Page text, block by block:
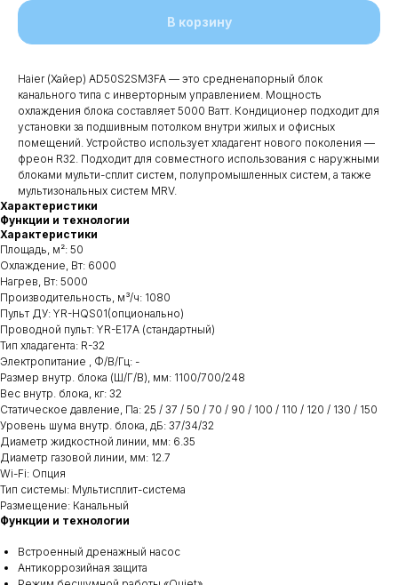
В корзину
Haier (Хайер) AD50S2SM3FA — это средненапорный блок
канального типа с инверторным управлением. Мощность
охлаждения блока составляет 5000 Ватт. Кондиционер подходит для
установки за подшивным потолком внутри жилых и офисных
помещений. Устройство использует хладагент нового поколения —
фреон R32. Подходит для совместного использования с наружными
блоками мульти-сплит систем, полупромышленных систем, а также
мультизональных систем MRV.
Характеристики
Функции и технологии
Характеристики
Площадь, м²: 50
Охлаждение, Вт: 6000
Нагрев, Вт: 5000
Производительность, м³/ч: 1080
Пульт ДУ: YR-HQS01(опционально)
Проводной пульт: YR-E17А (стандартный)
Тип хладагента: R-32
Электропитание , Ф/В/Гц: -
Размер внутр. блока (Ш/Г/В), мм: 1100/700/248
Вес внутр. блока, кг: 32
Статическое давление, Па: 25 / 37 / 50 / 70 / 90 / 100 / 110 / 120 / 130 / 150
Уровень шума внутр. блока, дБ: 37/34/32
Диаметр жидкостной линии, мм: 6.35
Диаметр газовой линии, мм: 12.7
Wi-Fi: Опция
Тип системы: Мультисплит-система
Размещение: Канальный
Функции и технологии
Встроенный дренажный насос
Антикоррозийная защита